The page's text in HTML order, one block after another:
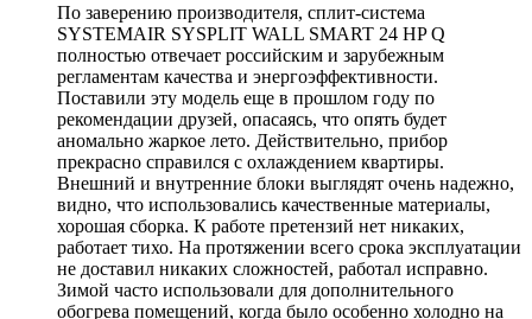
По заверению производителя, сплит-система
SYSTEMAIR SYSPLIT WALL SMART 24 HP Q
полностью отвечает российским и зарубежным
регламентам качества и энергоэффективности.
Поставили эту модель еще в прошлом году по
рекомендации друзей, опасаясь, что опять будет
аномально жаркое лето. Действительно, прибор
прекрасно справился с охлаждением квартиры.
Внешний и внутренние блоки выглядят очень надежно,
видно, что использовались качественные материалы,
хорошая сборка. К работе претензий нет никаких,
работает тихо. На протяжении всего срока эксплуатации
не доставил никаких сложностей, работал исправно.
Зимой часто использовали для дополнительного
обогрева помещений, когда было особенно холодно на